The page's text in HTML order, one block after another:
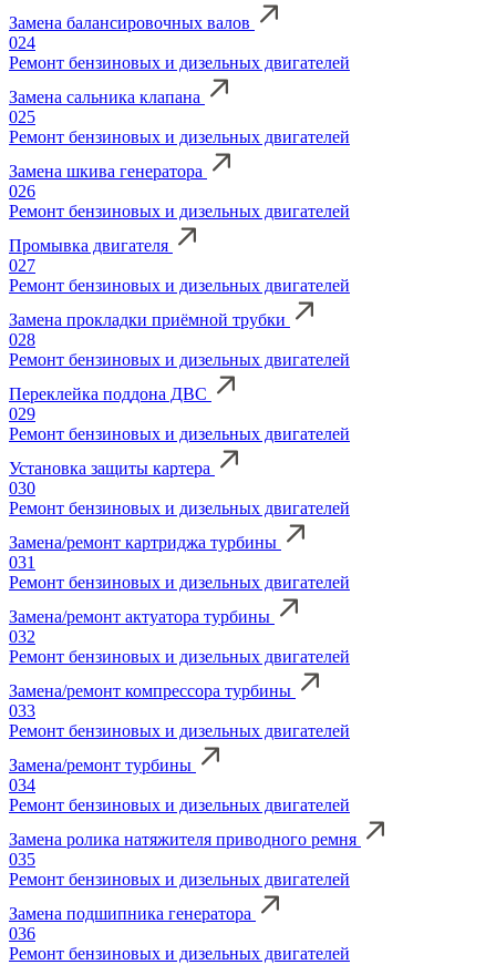
Замена балансировочных валов
024
Ремонт бензиновых и дизельных двигателей
Замена сальника клапана
025
Ремонт бензиновых и дизельных двигателей
Замена шкива генератора
026
Ремонт бензиновых и дизельных двигателей
Промывка двигателя
027
Ремонт бензиновых и дизельных двигателей
Замена прокладки приёмной трубки
028
Ремонт бензиновых и дизельных двигателей
Переклейка поддона ДВС
029
Ремонт бензиновых и дизельных двигателей
Установка защиты картера
030
Ремонт бензиновых и дизельных двигателей
Замена/ремонт картриджа турбины
031
Ремонт бензиновых и дизельных двигателей
Замена/ремонт актуатора турбины
032
Ремонт бензиновых и дизельных двигателей
Замена/ремонт компрессора турбины
033
Ремонт бензиновых и дизельных двигателей
Замена/ремонт турбины
034
Ремонт бензиновых и дизельных двигателей
Замена ролика натяжителя приводного ремня
035
Ремонт бензиновых и дизельных двигателей
Замена подшипника генератора
036
Ремонт бензиновых и дизельных двигателей